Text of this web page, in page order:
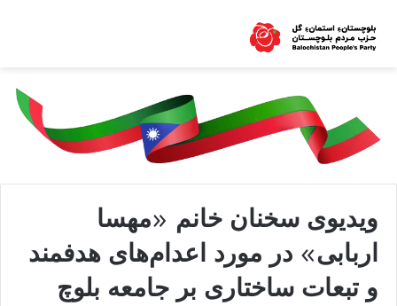
ویدیوی سخنان خانم «مهسا
اربابی» در مورد اعدام‌های هدفمند
و تبعات ساختاری بر جامعه بلوچ